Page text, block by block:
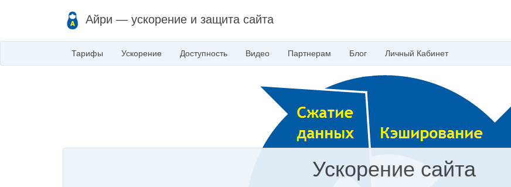
Айри — ускорение и защита сайта
Тарифы Ускорение Доступность Видео Партнерам Блог Личный Кабинет
Ускорение сайта